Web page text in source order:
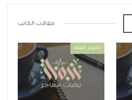
مقالات الكاتب
تطوير الفقه